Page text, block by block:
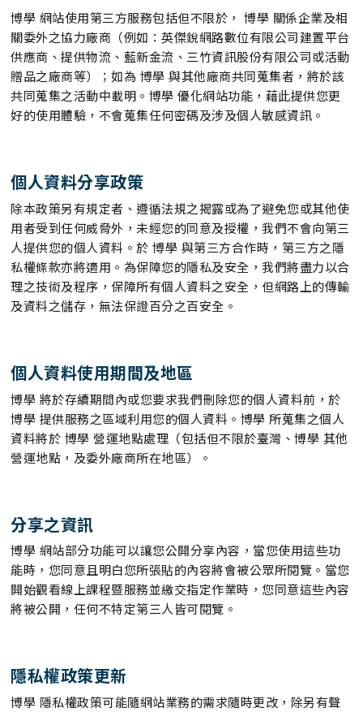
博學 網站使用第三方服務包括但不限於， 博學 關係企業及相
關委外之協力廠商（例如：英傑銳網路數位有限公司建置平台
供應商、提供物流、藍新金流、三竹資訊股份有限公司或活動
贈品之廠商等）；如為 博學 與其他廠商共同蒐集者，將於該
共同蒐集之活動中載明。博學 優化網站功能，藉此提供您更
好的使用體驗，不會蒐集任何密碼及涉及個人敏感資訊。
個人資料分享政策
除本政策另有規定者、遵循法規之揭露或為了避免您或其他使
用者受到任何威脅外，未經您的同意及授權，我們不會向第三
人提供您的個人資料。於 博學 與第三方合作時，第三方之隱
私權條款亦將適用。為保障您的隱私及安全，我們將盡力以合
理之技術及程序，保障所有個人資料之安全，但網路上的傳輸
及資料之儲存，無法保證百分之百安全。
個人資料使用期間及地區
博學 將於存續期間內或您要求我們刪除您的個人資料前，於
博學 提供服務之區域利用您的個人資料。博學 所蒐集之個人
資料將於 博學 營運地點處理（包括但不限於臺灣、博學 其他
營運地點，及委外廠商所在地區）。
分享之資訊
博學 網站部分功能可以讓您公開分享內容，當您使用這些功
能時，您同意且明白您所張貼的內容將會被公眾所閱覽。當您
開始觀看線上課程暨服務並繳交指定作業時，您同意這些內容
將被公開，任何不特定第三人皆可閱覽。
隱私權政策更新
博學 隱私權政策可能隨網站業務的需求隨時更改，除另有聲